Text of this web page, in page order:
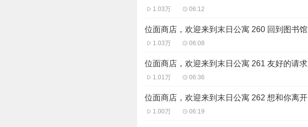
1.03万 06:12
位面商店，欢迎来到末日公寓 260 回到图书馆
1.03万 06:08
位面商店，欢迎来到末日公寓 261 友好的请求
1.01万 06:36
位面商店，欢迎来到末日公寓 262 想和你离开
1.00万 06:19